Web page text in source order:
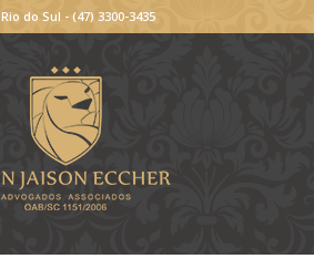
Rio do Sul - (47) 3300-3435